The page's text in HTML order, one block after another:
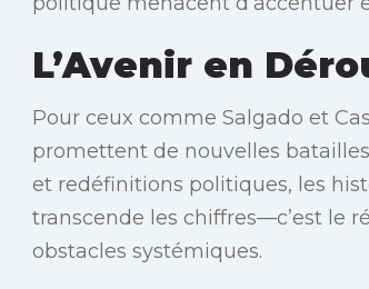
L’Avenir en
Pour ceux comme Salgado et
promettent de nouvelles
et redéfinitions politiques, les
transcende les chiffres—c’est le
obstacles systémiques.